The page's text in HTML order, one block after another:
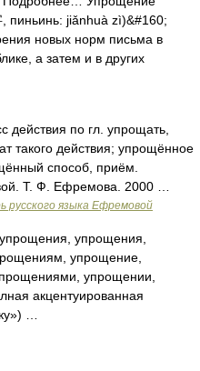
пиньинь: jiǎnhuà zì)&#160;
новых норм письма в
а затем и в других
действия по гл. упрощать,
такого действия; упрощённое
способ, приём.
Т. Ф. Ефремова. 2000 …
русского языка Ефремовой
упрощения,
упрощение,
упрощении,
акцентуированная
…